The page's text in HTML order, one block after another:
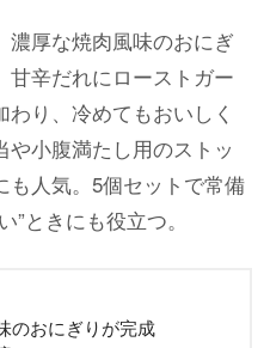
厚な焼肉風味のおにぎ
甘辛だれにローストガー
り、冷めてもおいしく
小腹満たし用のストッ
も人気。5個セットで常備
”ときにも役立つ。
のおにぎりが完成